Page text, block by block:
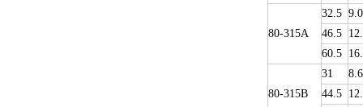
80-315A
32.5 9.0
46.5
60.5
80-315B
31
8.6
44.5